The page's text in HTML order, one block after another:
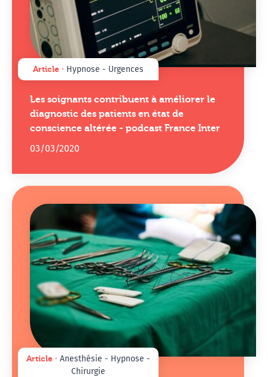
Article ∙ Hypnose - Urgences
Les soignants contribuent à améliorer le
diagnostic des patients en état de
conscience altérée - podcast France Inter
03/03/2020
Article ∙ Anesthésie - Hypnose -
Chirurgie